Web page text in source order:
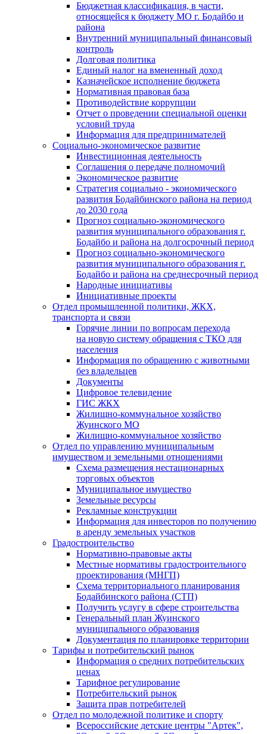
Бюджетная классификация, в части,
относящейся к бюджету МО г. Бодайбо и
района
Внутренний муниципальный финансовый
контроль
Долговая политика
Единый налог на вмененный доход
Казначейское исполнение бюджета
Нормативная правовая база
Противодействие коррупции
Отчет о проведении специальной оценки
условий труда
Информация для предпринимателей
Социально-экономическое развитие
Инвестиционная деятельность
Соглашения о передаче полномочий
Экономическое развитие
Стратегия социально - экономического
развития Бодайбинского района на период
до 2030 года
Прогноз социально-экономического
развития муниципального образования г.
Бодайбо и района на долгосрочный период
Прогноз социально-экономического
развития муниципального образования г.
Бодайбо и района на среднесрочный период
Народные инициативы
Инициативные проекты
Отдел промышленной политики, ЖКХ,
транспорта и связи
Горячие линии по вопросам перехода
на новую систему обращения с ТКО для
населения
Информация по обращению с животными
без владельцев
Документы
Цифровое телевидение
ГИС ЖКХ
Жилищно-коммунальное хозяйство
Жуинского МО
Жилищно-коммунальное хозяйство
Отдел по управлению муниципальным
имуществом и земельными отношениями
Схема размещения нестационарных
торговых объектов
Муниципальное имущество
Земельные ресурсы
Рекламные конструкции
Информация для инвесторов по получению
в аренду земельных участков
Градостроительство
Нормативно-правовые акты
Местные нормативы градостроительного
проектирования (МНГП)
Схема территориального планирования
Бодайбинского района (СТП)
Получить услугу в сфере строительства
Генеральный план Жуинского
муниципального образования
Документация по планировке территории
Тарифы и потребительский рынок
Информация о средних потребительских
ценах
Тарифное регулирование
Потребительский рынок
Защита прав потребителей
Отдел по молодежной политике и спорту
Всероссийские детские центры "Артек",